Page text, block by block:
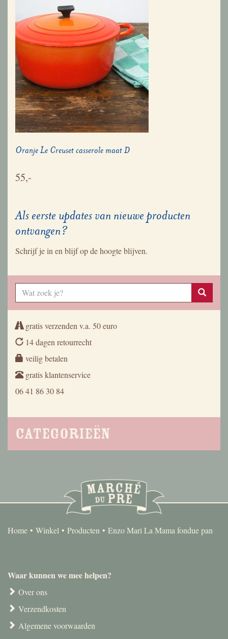
Oranje Le Creuset casserole maat D
55,-
Als eerste updates van nieuwe producten
ontvangen?
Schrijf je in en blijf op de hoogte blijven.
gratis verzenden v.a. 50 euro
14 dagen retourrecht
veilig betalen
gratis klantenservice
06 41 86 30 84
Categorieën
Home Winkel Producten Enzo Mari La Mama fondue pan
Waar kunnen we mee helpen?
Over ons
Verzendkosten
Algemene voorwaarden